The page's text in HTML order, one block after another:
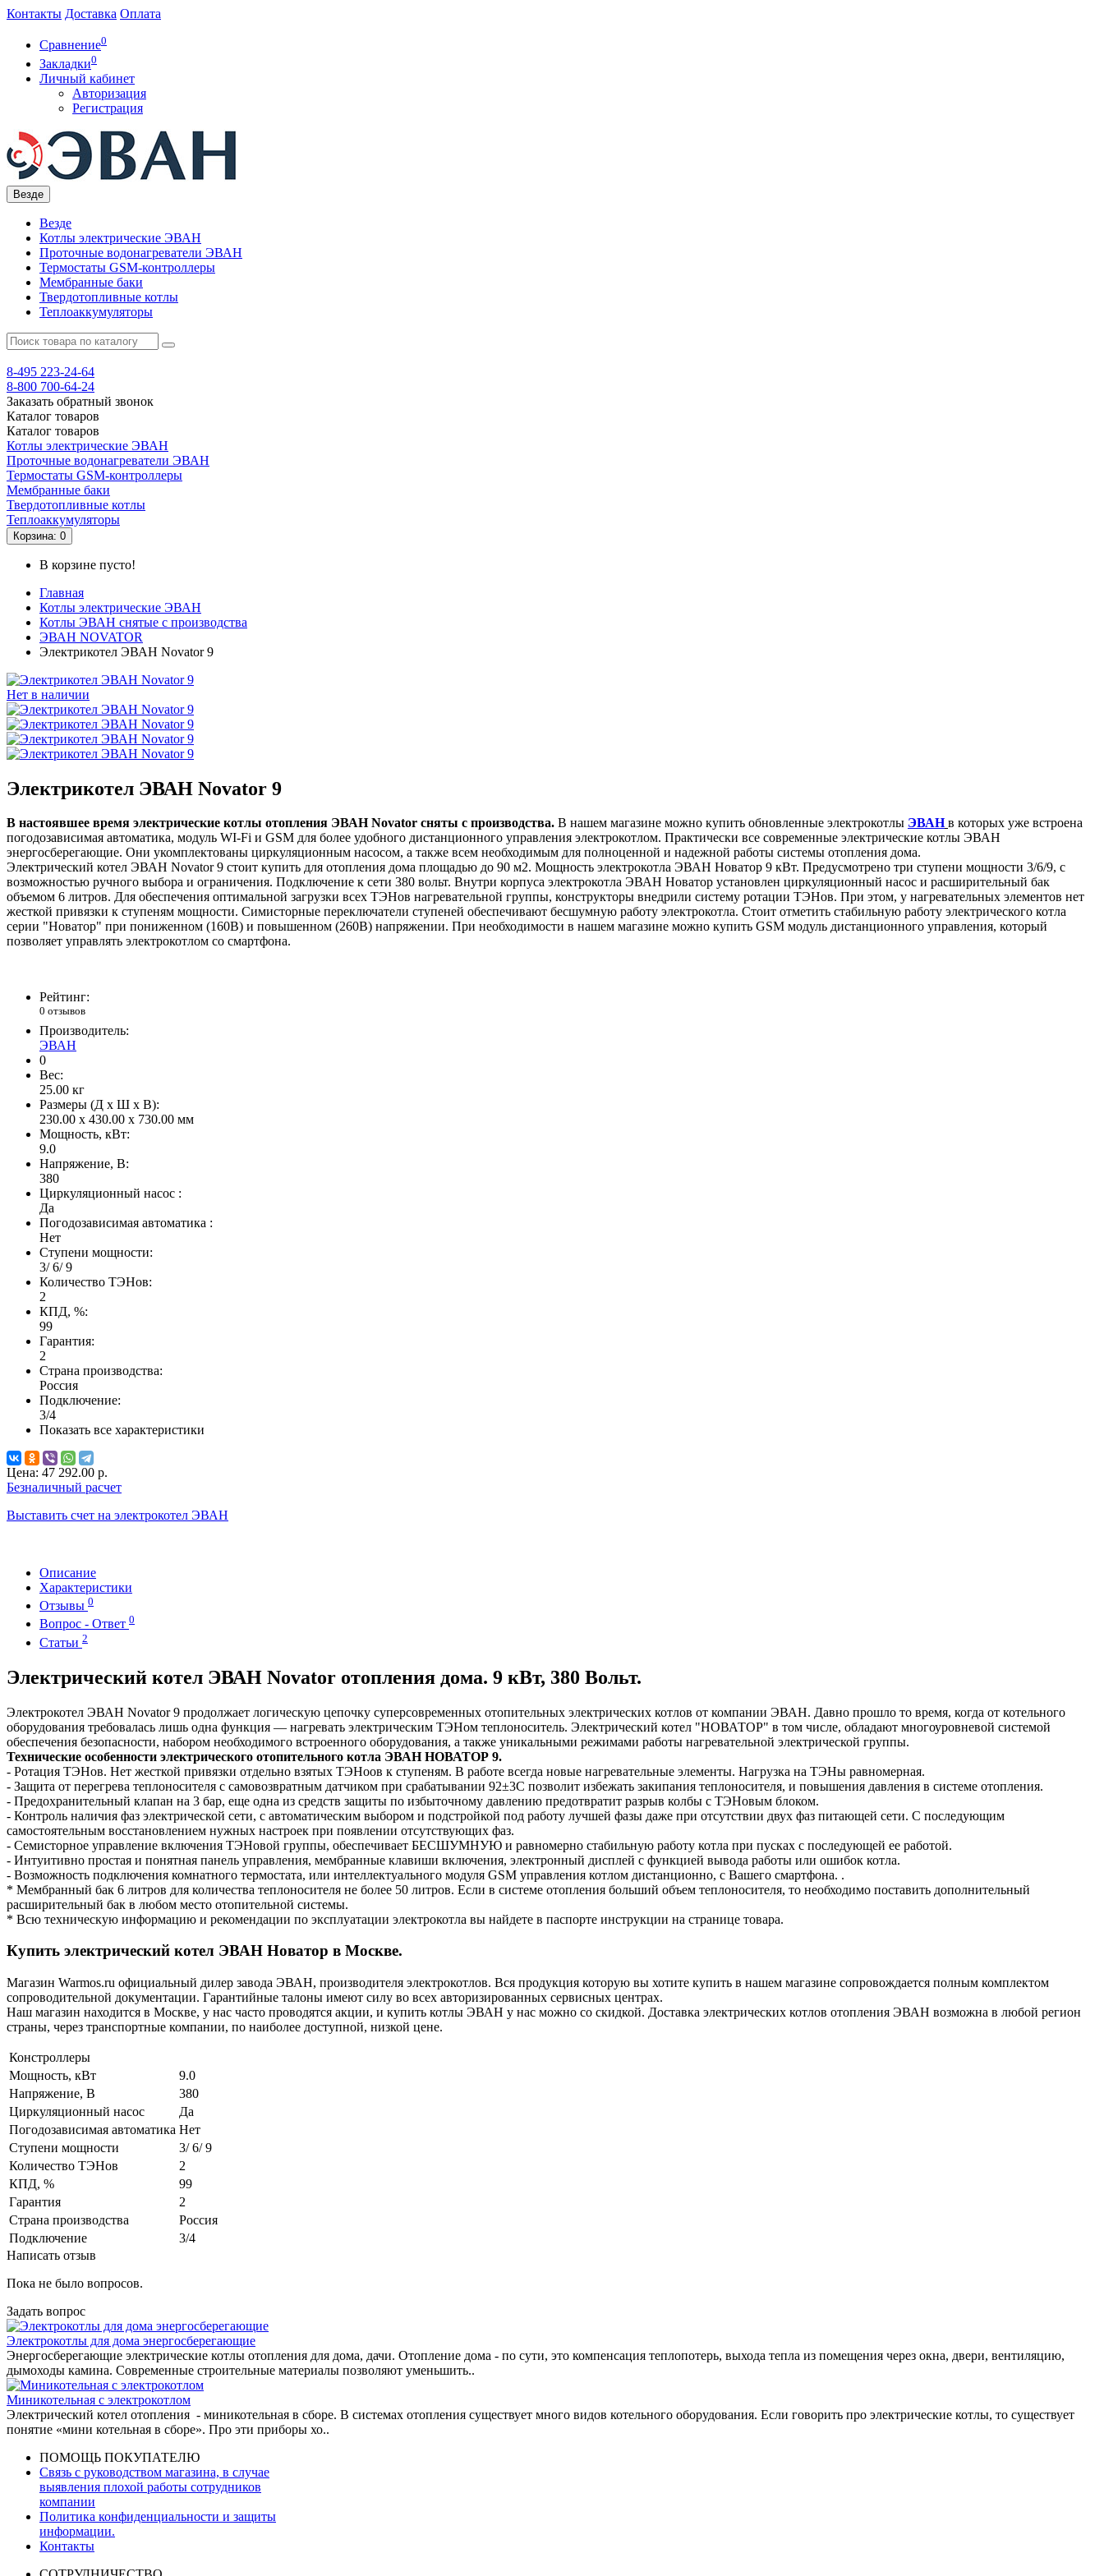
Контакты Доставка Оплата
Сравнение0
Закладки0
Личный кабинет
Авторизация
Регистрация
Везде
Везде
Котлы электрические ЭВАН
Проточные водонагреватели ЭВАН
Термостаты GSM-контроллеры
Мембранные баки
Твердотопливные котлы
Теплоаккумуляторы
8-495 223-24-64
8-800 700-64-24
Заказать обратный звонок
Каталог товаров
Каталог товаров
Котлы электрические ЭВАН
Проточные водонагреватели ЭВАН
Термостаты GSM-контроллеры
Мембранные баки
Твердотопливные котлы
Теплоаккумуляторы
Корзина: 0
В корзине пусто!
Главная
Котлы электрические ЭВАН
Котлы ЭВАН снятые с производства
ЭВАН NOVATOR
Электрикотел ЭВАН Novator 9
Нет в наличии
Электрикотел ЭВАН Novator 9
В настоявшее время электрические котлы отопления ЭВАН Novator сняты с производства. В нашем магазине можно купить обновленные электрокотлы ЭВАН в которых уже встроена
погодозависимая автоматика, модуль WI-Fi и GSM для более удобного дистанционного управления электрокотлом. Практически все современные электрические котлы ЭВАН
энергосберегающие. Они укомплектованы циркуляционным насосом, а также всем необходимым для полноценной и надежной работы системы отопления дома.
Электрический котел ЭВАН Novator 9 стоит купить для отопления дома площадью до 90 м2. Мощность электрокотла ЭВАН Новатор 9 кВт. Предусмотрено три ступени мощности 3/6/9, с
возможностью ручного выбора и ограничения. Подключение к сети 380 вольт. Внутри корпуса электрокотла ЭВАН Новатор установлен циркуляционный насос и расширительный бак
объемом 6 литров. Для обеспечения оптимальной загрузки всех ТЭНов нагревательной группы, конструкторы внедрили систему ротации ТЭНов. При этом, у нагревательных элементов нет
жесткой привязки к ступеням мощности. Симисторные переключатели ступеней обеспечивают бесшумную работу электрокотла. Стоит отметить стабильную работу электрического котла
серии "Новатор" при пониженном (160В) и повышенном (260В) напряжении. При необходимости в нашем магазине можно купить GSM модуль дистанционного управления, который
позволяет управлять электрокотлом со смартфона.
Рейтинг:
0 отзывов
Производитель:
ЭВАН
0
Вес:
25.00 кг
Размеры (Д x Ш x В):
230.00 x 430.00 x 730.00 мм
Мощность, кВт:
9.0
Напряжение, В:
380
Циркуляционный насос :
Да
Погодозависимая автоматика :
Нет
Ступени мощности:
3/ 6/ 9
Количество ТЭНов:
2
КПД, %:
99
Гарантия:
2
Страна производства:
Россия
Подключение:
3/4
Показать все характеристики
Цена: 47 292.00 р.
Безналичный расчет
Выставить счет на электрокотел ЭВАН
Описание
Характеристики
Отзывы 0
Вопрос - Ответ 0
Статьи 2
Электрический котел ЭВАН Novator отопления дома. 9 кВт, 380 Вольт.
Электрокотел ЭВАН Novator 9 продолжает логическую цепочку суперсовременных отопительных электрических котлов от компании ЭВАН. Давно прошло то время, когда от котельного
оборудования требовалась лишь одна функция — нагревать электрическим ТЭНом теплоноситель. Электрический котел "НОВАТОР" в том числе, обладают многоуровневой системой
обеспечения безопасности, набором необходимого встроенного оборудования, а также уникальными режимами работы нагревательной электрической группы.
Технические особенности электрического отопительного котла ЭВАН НОВАТОР 9.
- Ротация ТЭНов. Нет жесткой привязки отдельно взятых ТЭНоов к ступеням. В работе всегда новые нагревательные элементы. Нагрузка на ТЭНы равномерная.
- Защита от перегрева теплоносителя с самовозвратным датчиком при срабатывании 92±3С позволит избежать закипания теплоносителя, и повышения давления в системе отопления.
- Предохранительный клапан на 3 бар, еще одна из средств защиты по избыточному давлению предотвратит разрыв колбы с ТЭНовым блоком.
- Контроль наличия фаз электрической сети, с автоматическим выбором и подстройкой под работу лучшей фазы даже при отсутствии двух фаз питающей сети. С последующим
самостоятельным восстановлением нужных настроек при появлении отсутствующих фаз.
- Семисторное управление включения ТЭНовой группы, обеспечивает БЕСШУМНУЮ и равномерно стабильную работу котла при пусках с последующей ее работой.
- Интуитивно простая и понятная панель управления, мембранные клавиши включения, электронный дисплей с функцией вывода работы или ошибок котла.
- Возможность подключения комнатного термостата, или интеллектуального модуля GSM управления котлом дистанционно, с Вашего смартфона. .
* Мембранный бак 6 литров для количества теплоносителя не более 50 литров. Если в системе отопления больший объем теплоносителя, то необходимо поставить дополнительный
расширительный бак в любом место отопительной системы.
* Всю техническую информацию и рекомендации по эксплуатации электрокотла вы найдете в паспорте инструкции на странице товара.
Купить электрический котел ЭВАН Новатор в Москве.
Магазин Warmos.ru официальный дилер завода ЭВАН, производителя электрокотлов. Вся продукция которую вы хотите купить в нашем магазине сопровождается полным комплектом
сопроводительной документации. Гарантийные талоны имеют силу во всех авторизированных сервисных центрах.
Наш магазин находится в Москве, у нас часто проводятся акции, и купить котлы ЭВАН у нас можно со скидкой. Доставка электрических котлов отопления ЭВАН возможна в любой регион
страны, через транспортные компании, по наиболее доступной, низкой цене.
Констроллеры
Мощность, кВт
9.0
Напряжение, В
380
Циркуляционный насос
Да
Погодозависимая автоматика Нет
Ступени мощности
3/ 6/ 9
Количество ТЭНов
2
КПД, %
99
Гарантия
2
Страна производства
Россия
Подключение
3/4
Написать отзыв
Пока не было вопросов.
Задать вопрос
Электрокотлы для дома энергосберегающие
Энергосберегающие электрические котлы отопления для дома, дачи. Отопление дома - по сути, это компенсация теплопотерь, выхода тепла из помещения через окна, двери, вентиляцию,
дымоходы камина. Современные строительные материалы позволяют уменьшить..
Миникотельная с электрокотлом
Электрический котел отопления - миникотельная в сборе. В системах отопления существует много видов котельного оборудования. Если говорить про электрические котлы, то существует
понятие «мини котельная в сборе». Про эти приборы хо..
ПОМОЩЬ ПОКУПАТЕЛЮ
Связь с руководством магазина, в случае
выявления плохой работы сотрудников
компании
Политика конфиденциальности и защиты
информации.
Контакты